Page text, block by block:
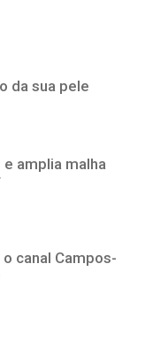
da sua pele
amplia malha
canal Campos-